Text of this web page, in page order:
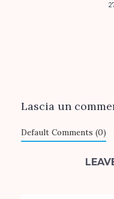
Lascia un
Default Comments (0)